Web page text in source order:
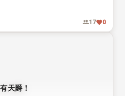
大火中保住了一家三口的性命。
17
0
天爵！